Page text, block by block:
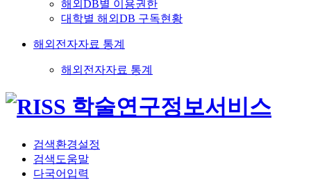
해외DB별 이용권한
대학별 해외DB 구독현황
해외전자자료 통계
해외전자자료 통계
검색환경설정
검색도움말
다국어입력